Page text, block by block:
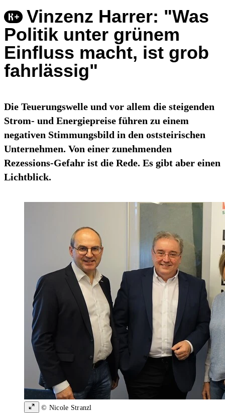
Vinzenz Harrer: "Was
Politik unter grünem
Einfluss macht, ist grob
fahrlässig"
Die Teuerungswelle und vor allem die steigenden
Strom- und Energiepreise führen zu einem
negativen Stimmungsbild in den oststeirischen
Unternehmen. Von einer zunehmenden
Rezessions-Gefahr ist die Rede. Es gibt aber einen
Lichtblick.
© Nicole Stranzl